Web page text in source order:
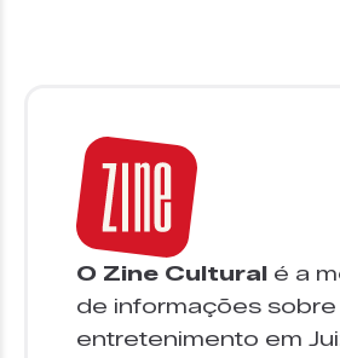
O Zine Cultural é a
de informações sobre
entretenimento em